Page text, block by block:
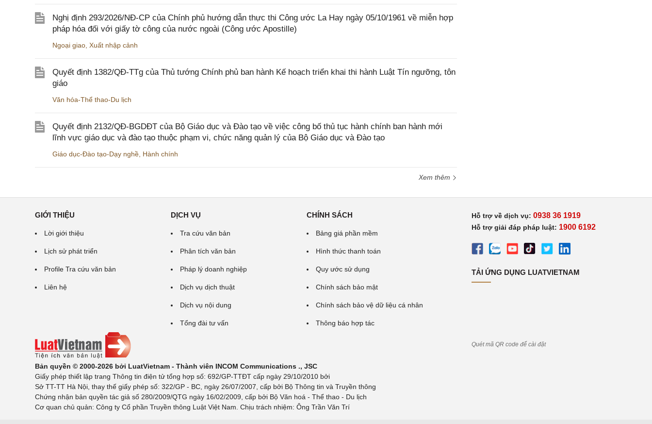
Nghị định 293/2026/NĐ-CP của Chính phủ hướng dẫn thực thi Công ước La Hay ngày 05/10/1961 về miễn hợp
pháp hóa đối với giấy tờ công của nước ngoài (Công ước Apostille)
Ngoại giao Xuất nhập cảnh
Quyết định 1382/QĐ-TTg của Thủ tướng Chính phủ ban hành Kế hoạch triển khai thi hành Luật Tín ngưỡng, tôn
giáo
Văn hóa-Thể thao-Du lịch
Quyết định 2132/QĐ-BGDĐT của Bộ Giáo dục và Đào tạo về việc công bố thủ tục hành chính ban hành mới
lĩnh vực giáo dục và đào tạo thuộc phạm vi, chức năng quản lý của Bộ Giáo dục và Đào tạo
Giáo dục-Đào tạo-Dạy nghề Hành chính
Xem thêm
GIỚI THIỆU
Lời giới thiệu
Lịch sử phát triển
Profile Tra cứu văn bản
Liên hệ
DỊCH VỤ
Tra cứu văn bản
Phân tích văn bản
Pháp lý doanh nghiệp
Dịch vụ dịch thuật
Dịch vụ nội dung
Tổng đài tư vấn
CHÍNH SÁCH
Bảng giá phần mềm
Hình thức thanh toán
Quy ước sử dụng
Chính sách bảo mật
Chính sách bảo vệ dữ liệu cá nhân
Thông báo hợp tác
Bản quyền © 2000-2026 bởi LuatVietnam - Thành viên INCOM Communications ., JSC
Giấy phép thiết lập trang Thông tin điện tử tổng hợp số: 692/GP-TTĐT cấp ngày 29/10/2010 bởi
Sở TT-TT Hà Nội, thay thế giấy phép số: 322/GP - BC, ngày 26/07/2007, cấp bởi Bộ Thông tin và Truyền thông
Chứng nhận bản quyền tác giả số 280/2009/QTG ngày 16/02/2009, cấp bởi Bộ Văn hoá - Thể thao - Du lịch
Cơ quan chủ quản: Công ty Cổ phần Truyền thông Luật Việt Nam. Chịu trách nhiệm: Ông Trần Văn Trí
Hỗ trợ về dịch vụ: 0938 36 1919
Hỗ trợ giải đáp pháp luật: 1900 6192
TẢI ỨNG DỤNG LUATVIETNAM
Quét mã QR code để cài đặt